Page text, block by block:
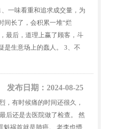
一味看重和追求成交量，为
间长了，会积累一堆“烂
最后，道理上赢了顾客，斗
是生意场上的蠢人。 3、不
发布日期：2024-08-25
，有时候痛的时间还很久，
后还是去医院做了检查。 然
魁祸首就是肺癌。 老李也懵